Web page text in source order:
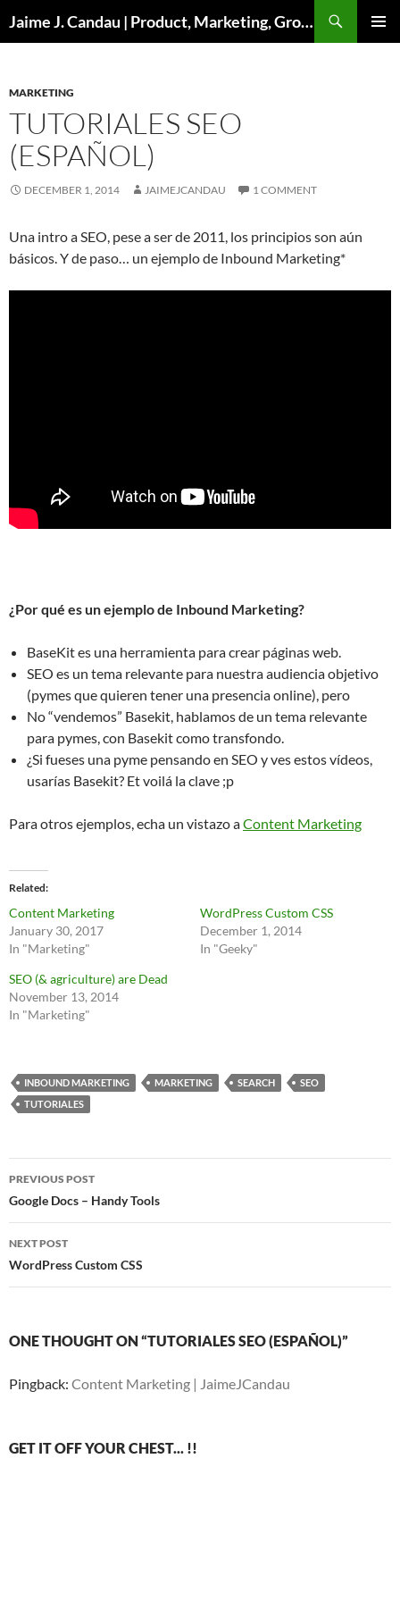
to
Jaime J. Candau | Product, Marketing, Growth
MARKETING
TUTORIALES SEO
(ESPAÑOL)
DECEMBER 1, 2014 JAIMEJCANDAU 1 COMMENT
Una intro a SEO, pese a ser de 2011, los principios son aún
básicos. Y de paso… un ejemplo de Inbound Marketing*
¿Por qué es un ejemplo de Inbound Marketing?
BaseKit es una herramienta para crear páginas web.
SEO es un tema relevante para nuestra audiencia objetivo
(pymes que quieren tener una presencia online), pero
No “vendemos” Basekit, hablamos de un tema relevante
para pymes, con Basekit como transfondo.
¿Si fueses una pyme pensando en SEO y ves estos vídeos,
usarías Basekit? Et voilá la clave ;p
Para otros ejemplos, echa un vistazo aContent Marketing
Related
Content Marketing
January 30, 2017
In "Marketing"
WordPress Custom CSS
December 1, 2014
In "Geeky"
SEO (& agriculture) are Dead
November 13, 2014
In "Marketing"
INBOUND MARKETING MARKETING SEARCH
SEO
TUTORIALES
Post
navigation
PREVIOUS POST
Google Docs – Handy Tools
NEXT POST
WordPress Custom CSS
ONE THOUGHT ON “TUTORIALES SEO (ESPAÑOL)”
Pingback: Content Marketing | JaimeJCandau
GET IT OFF YOUR CHEST... !!